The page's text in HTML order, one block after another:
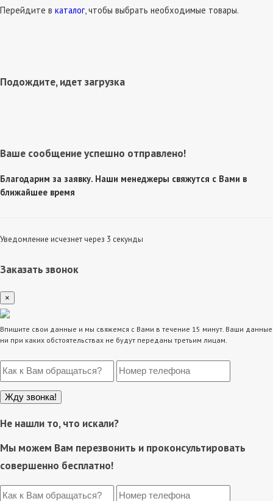
Перейдите в каталог, чтобы выбрать необходимые товары.
Подождите, идет загрузка
Ваше сообщение успешно отправлено!
Благодарим за заявку. Наши менеджеры свяжутся с Вами в
ближайшее время
Уведомление исчезнет через 3 секунды
Заказать звонок
×
Впишите свои данные и мы свяжемся с Вами в течение 15 минут. Ваши данные
ни при каких обстоятельствах не будут переданы третьим лицам.
Не нашли то, что искали?
Мы можем Вам перезвонить и проконсультировать
совершенно бесплатно!